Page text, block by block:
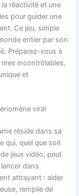
réactivité et une
pour guider une
Ce jeu, simple
entier par son
Préparez-vous à
incontrôlables,
et
viral
réside dans sa
qui, quel que soit
jeux vidéo, peut
dans
attrayant : aider
remplie de